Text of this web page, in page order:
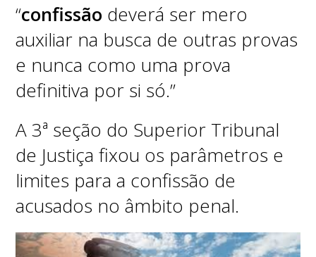
“confissão deverá ser mero
auxiliar na busca de outras provas
e nunca como uma prova
definitiva por si só.”
A 3ª seção do Superior Tribunal
de Justiça fixou os parâmetros e
limites para a confissão de
acusados no âmbito penal.